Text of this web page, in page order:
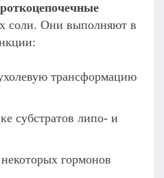
соли. Они выполняют в
трансформацию
субстратов липо- и
гормонов